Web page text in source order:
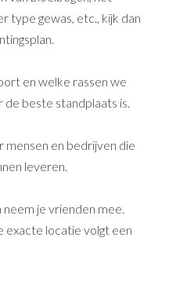
type gewas, etc., kijk dan
en welke rassen we
de beste standplaats is.
mensen en bedrijven die
leveren.
je vrienden mee.
exacte locatie volgt een